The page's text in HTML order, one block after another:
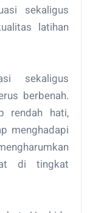
sekaligus
latihan
sekaligus
berbenah.
rendah hati,
menghadapi
di tingkat